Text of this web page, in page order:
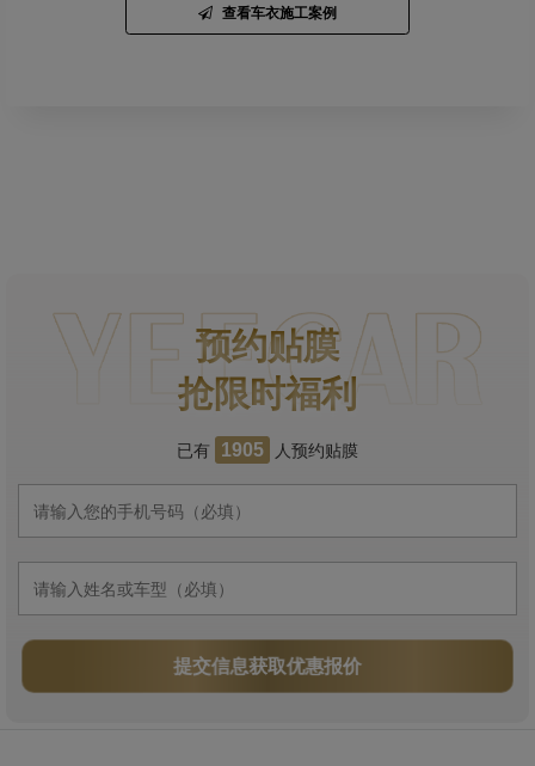
查看车衣施工案例
预约贴膜
抢限时福利
已有 1905 人预约贴膜
提交信息获取优惠报价